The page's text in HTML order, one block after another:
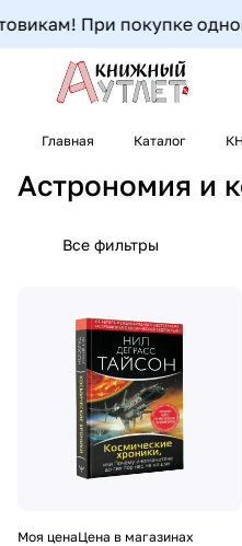
При покупке
Главная Каталог
Астрономия и
Все фильтры
Моя ценаЦена в магазинах